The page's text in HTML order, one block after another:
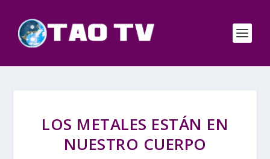
LOS METALES ESTÁN EN
NUESTRO CUERPO